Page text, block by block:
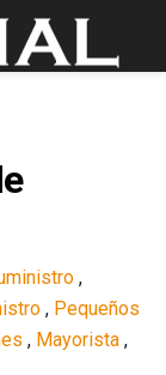
,
, Pequeños
, Mayorista ,